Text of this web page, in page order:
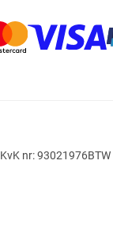
KvK nr: 93021976